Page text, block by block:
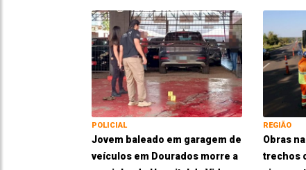
POLICIAL
Jovem baleado em garagem de
veículos em Dourados morre a
REGIÃO
Obras
trechos